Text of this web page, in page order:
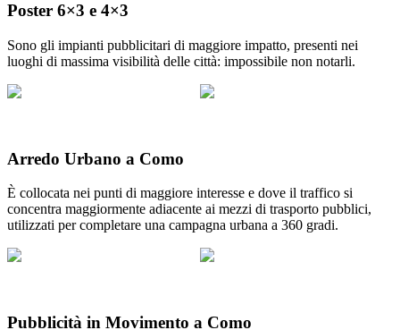
Poster 6×3 e 4×3
Sono gli impianti pubblicitari di maggiore impatto, presenti nei
luoghi di massima visibilità delle città: impossibile non notarli.
Arredo Urbano a Como
È collocata nei punti di maggiore interesse e dove il traffico si
concentra maggiormente adiacente ai mezzi di trasporto pubblici,
utilizzati per completare una campagna urbana a 360 gradi.
Pubblicità in Movimento a Como